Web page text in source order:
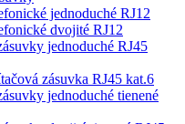
jednoduché RJ12
dvojité RJ12
jednoduché RJ45
zásuvka RJ45 kat.6
jednoduché tienené